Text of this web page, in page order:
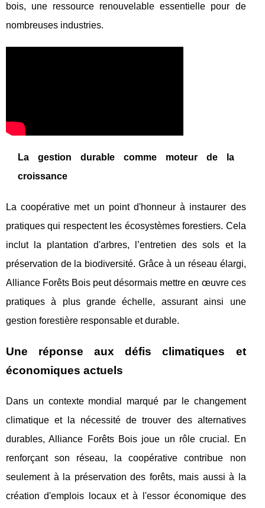
bois, une ressource renouvelable essentielle pour de
nombreuses industries.
La gestion durable comme moteur de la
croissance
La coopérative met un point d'honneur à instaurer des
pratiques qui respectent les écosystèmes forestiers. Cela
inclut la plantation d'arbres, l’entretien des sols et la
préservation de la biodiversité. Grâce à un réseau élargi,
Alliance Forêts Bois peut désormais mettre en œuvre ces
pratiques à plus grande échelle, assurant ainsi une
gestion forestière responsable et durable.
Une réponse aux défis climatiques et
économiques actuels
Dans un contexte mondial marqué par le changement
climatique et la nécessité de trouver des alternatives
durables, Alliance Forêts Bois joue un rôle crucial. En
renforçant son réseau, la coopérative contribue non
seulement à la préservation des forêts, mais aussi à la
création d'emplois locaux et à l'essor économique des